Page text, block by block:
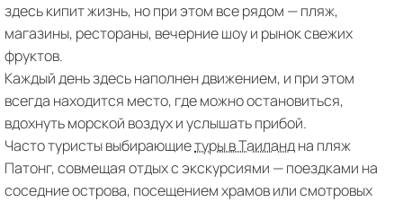
здесь кипит жизнь, но при этом все рядом — пляж,
магазины, рестораны, вечерние шоу и рынок свежих
фруктов.
Каждый день здесь наполнен движением, и при этом
всегда находится место, где можно остановиться,
вдохнуть морской воздух и услышать прибой.
Часто туристы выбирающиетуры в Таиландна пляж
Патонг, совмещая отдых с экскурсиями — поездками на
соседние острова, посещением храмов или смотровых